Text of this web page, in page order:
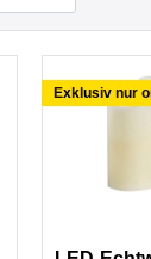
Exklusiv nur